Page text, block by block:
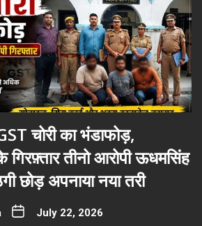
चोरी का भंडाफोड़,
तीनो आरोपी ऊधमसिंह
छोड़ अपनाया नया तरी
July 22, 2026